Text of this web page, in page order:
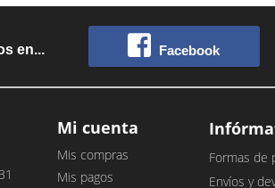
en... Facebook
Mi cuenta
Mis compras
Mis pagos
Formas de
Envíos y